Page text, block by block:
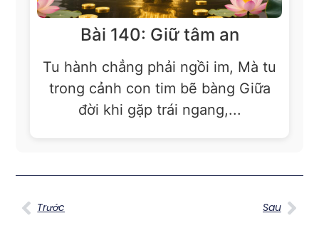
Bài 140: Giữ tâm an
Tu hành chẳng phải ngồi im, Mà tu
trong cảnh con tim bẽ bàng Giữa
đời khi gặp trái ngang,...
Trước Sau